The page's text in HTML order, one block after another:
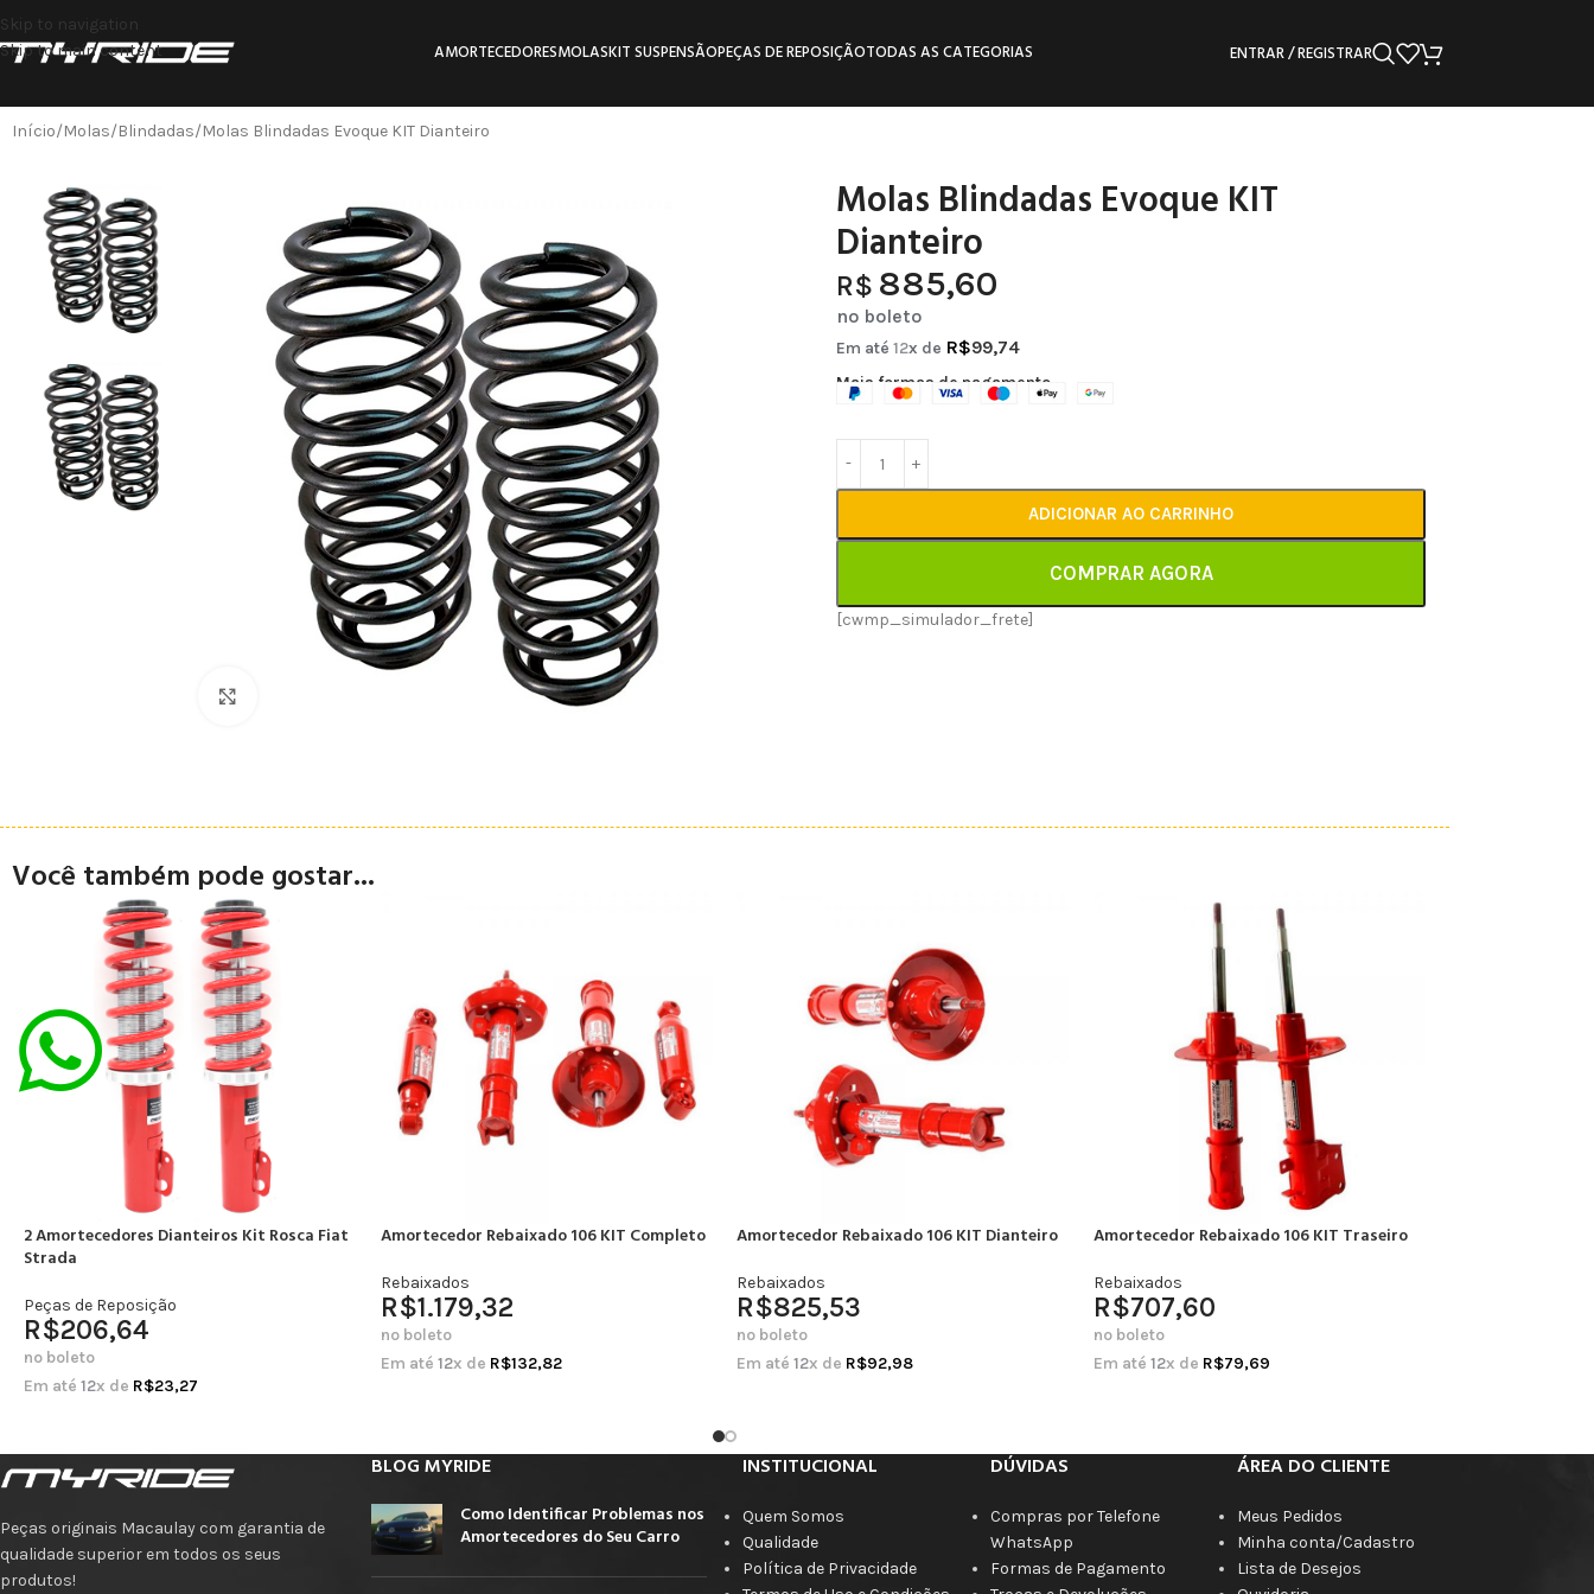
Skip to navigation
Skip to main content
AMORTECEDORESMOLASKIT SUSPENSÃOPEÇAS DE REPOSIÇÃOTODAS AS CATEGORIAS ENTRAR / REGISTRAR
Início Molas Blindadas Molas Blindadas Evoque KIT Dianteiro
Molas Blindadas Evoque KIT
Dianteiro
R$ 885,60
no boleto
Em até12x de R$99,74
Mais formas de pagamento
ADICIONAR AO CARRINHO
COMPRAR AGORA
[cwmp_simulador_frete]
Você também pode gostar...
2 Amortecedores Dianteiros Kit Rosca Fiat
Strada
Peças de Reposição
R$206,64
no boleto
Em até 12x de R$23,27
Amortecedor Rebaixado 106 KIT Completo
Rebaixados
R$1.179,32
no boleto
Em até 12x de R$132,82
Amortecedor Rebaixado 106 KIT Dianteiro
Rebaixados
R$825,53
no boleto
Em até 12x de R$92,98
Amortecedor Rebaixado 106 KIT Traseiro
Rebaixados
R$707,60
no boleto
Em até 12x de R$79,69
Peças originais Macaulay com garantia de
qualidade superior em todos os seus
produtos!
BLOG MYRIDE
Como Identificar Problemas nos
Amortecedores do Seu Carro
INSTITUCIONAL
Quem Somos
Qualidade
Política de Privacidade
DÚVIDAS
Compras por Telefone
WhatsApp
Formas de Pagamento
ÁREA DO CLIENTE
Meus Pedidos
Minha conta/Cadastro
Lista de Desejos